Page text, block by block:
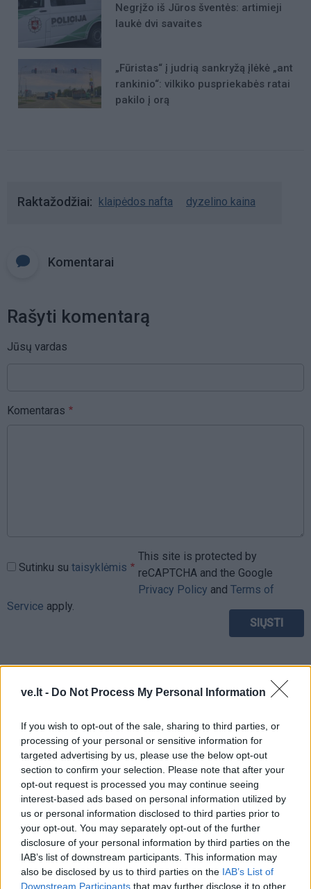
ve.lt - Do Not Process My Personal Information
If you wish to opt-out of the sale, sharing to third parties, or
processing of your personal or sensitive information for
targeted advertising by us, please use the below opt-out
section to confirm your selection. Please note that after your
opt-out request is processed you may continue seeing
interest-based ads based on personal information utilized by
us or personal information disclosed to third parties prior to
your opt-out. You may separately opt-out of the further
disclosure of your personal information by third parties on the
IAB’s list of downstream participants. This information may
also be disclosed by us to third parties on the IAB’s List of
Downstream Participants that may further disclose it to other
Negrįžo iš Jūros šventės: artimieji
laukė dvi savaites
„Fūristas“ į judrią sankryžą įlėkė „ant
rankinio“: vilkiko puspriekabės ratai
pakilo į orą
Raktažodžiai klaipėdos nafta dyzelino kaina
Komentarai
Rašyti komentarą
Jūsų vardas
Komentaras
Sutinku su taisyklėmis
This site is protected by
reCAPTCHA and the Google
Privacy Policy and Terms of
Service apply.
TAIP PAT SKAITYKITE